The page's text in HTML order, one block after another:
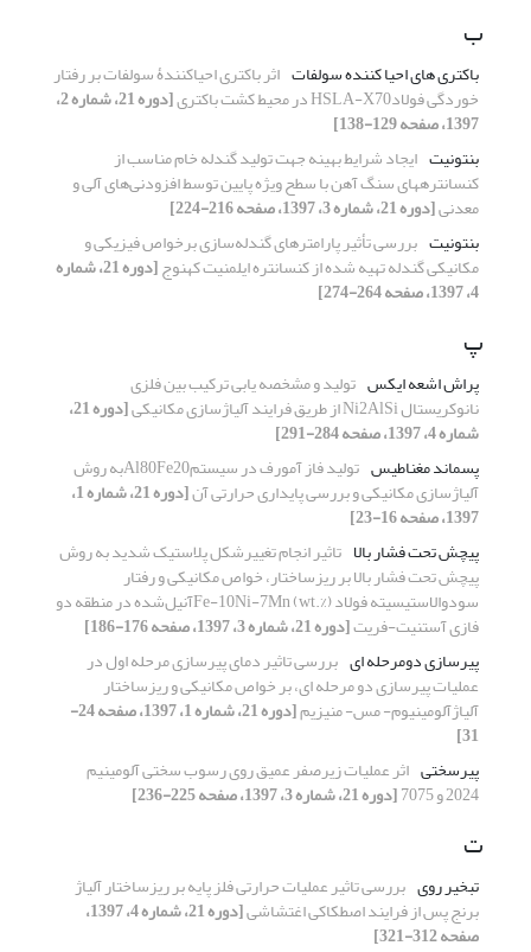
ب
باکتری های احیا کننده سولفات اثر باکتری‌ احیاکنندۀ سولفات بر رفتار
خوردگی فولادHSLA-X70 در محیط کشت باکتری [دوره 21، شماره 2،
1397، صفحه 129-138]
بنتونیت ایجاد شرایط بهینه جهت تولید گندله خام مناسب از
کنسانتره‎های سنگ آهن با سطح ویژه پایین توسط افزودنی‌های آلی و
معدنی[دوره 21، شماره 3، 1397، صفحه 216-224]
بنتونیت بررسی تأثیر پارامترهای گندله‌سازی برخواص فیزیکی و
مکانیکی گندله تهیه شده از کنسانتره ایلمنیت کهنوج [دوره 21، شماره
4، 1397، صفحه 264-274]
پ
پراش اشعه ایکس تولید و مشخصه یابی ترکیب بین فلزی
نانوکریستال Ni2AlSi از طریق فرایند آلیاژسازی مکانیکی [دوره 21،
شماره 4، 1397، صفحه 284-291]
پسماند مغناطیس
تولید فاز آمورف در سیستمAl80Fe20به روش
آلیاژسازی مکانیکی و بررسی پایداری حرارتی آن [دوره 21، شماره 1،
1397، صفحه 16-23]
پیچش تحت فشار بالا تاثیر انجام تغییرشکل پلاستیک شدید به روش
پیچش تحت فشار بالا بر ریزساختار، خواص مکانیکی و رفتار
سودوالاستیسیته فولاد Fe-10Ni-7Mn (wt.%)آنیل‌شده در منطقه دو
فازی آستنیت-فریت[دوره 21، شماره 3، 1397، صفحه 176-186]
پیرسازی دومرحله ای بررسی تاثیر دمای پیرسازی مرحله اول در
عملیات پیرسازی دو مرحله ای، بر خواص مکانیکی و ریزساختار
آلیاژآلومینیوم- مس- منیزیم [دوره 21، شماره 1، 1397، صفحه 24-
31]
پیرسختی اثر عملیات زیرصفر عمیق روی رسوب سختی آلومینیم
2024 و 7075 [دوره 21، شماره 3، 1397، صفحه 225-236]
ت
تبخیر روی بررسی تاثیر عملیات حرارتی فلز پایه بر ریزساختار آلیاژ
برنج پس از فرایند اصطکاکی اغتشاشی [دوره 21، شماره 4، 1397،
صفحه 312-321]